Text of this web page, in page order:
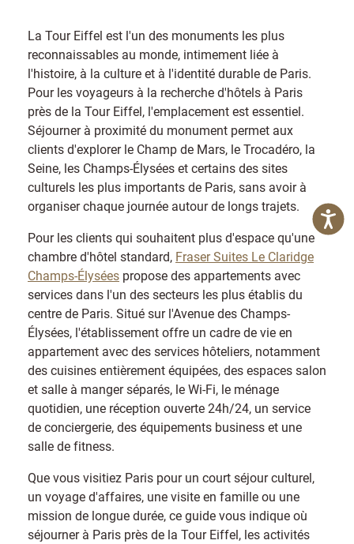
La Tour Eiffel est l'un des monuments les plus
reconnaissables au monde, intimement liée à
l'histoire, à la culture et à l'identité durable de Paris.
Pour les voyageurs à la recherche d'hôtels à Paris
près de la Tour Eiffel, l'emplacement est essentiel.
Séjourner à proximité du monument permet aux
clients d'explorer le Champ de Mars, le Trocadéro, la
Seine, les Champs-Élysées et certains des sites
culturels les plus importants de Paris, sans avoir à
organiser chaque journée autour de longs trajets.
Pour les clients qui souhaitent plus d'espace qu'une
chambre d'hôtel standard, Fraser Suites Le Claridge
Champs-Élysées propose des appartements avec
services dans l'un des secteurs les plus établis du
centre de Paris. Situé sur l'Avenue des Champs-
Élysées, l'établissement offre un cadre de vie en
appartement avec des services hôteliers, notamment
des cuisines entièrement équipées, des espaces salon
et salle à manger séparés, le Wi-Fi, le ménage
quotidien, une réception ouverte 24h/24, un service
de conciergerie, des équipements business et une
salle de fitness.
Que vous visitiez Paris pour un court séjour culturel,
un voyage d'affaires, une visite en famille ou une
mission de longue durée, ce guide vous indique où
séjourner à Paris près de la Tour Eiffel, les activités